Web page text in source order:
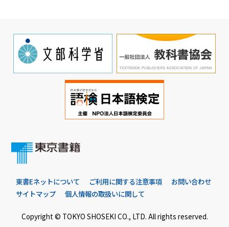
東書Eネットについて ご利用に関する注意事項
お問い合わせ
サイトマップ
個人情報の取扱いに関して
Copyright © TOKYO SHOSEKI CO., LTD. All rights reserved.